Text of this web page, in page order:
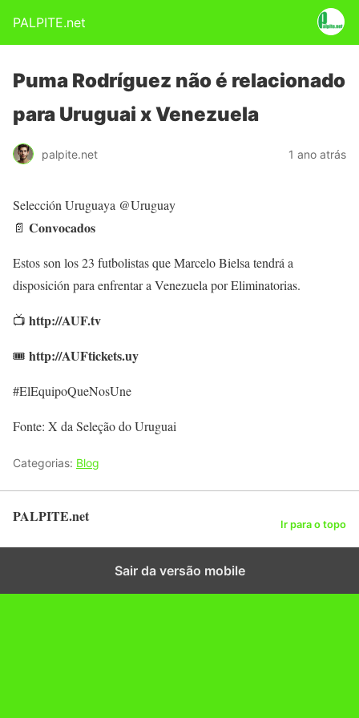
PALPITE.net
Puma Rodríguez não é relacionado
para Uruguai x Venezuela
palpite.net 1 ano atrás
Selección Uruguaya @Uruguay
📄 𝐂𝐨𝐧𝐯𝐨𝐜𝐚𝐝𝐨𝐬
Estos son los 23 futbolistas que Marcelo Bielsa tendrá a
disposición para enfrentar a Venezuela por Eliminatorias.
📺 http://AUF.tv
🎟️ http://AUFtickets.uy
#ElEquipoQueNosUne
Fonte: X da Seleção do Uruguai
Categorias: Blog
PALPITE.net Ir para o topo
Sair da versão mobile